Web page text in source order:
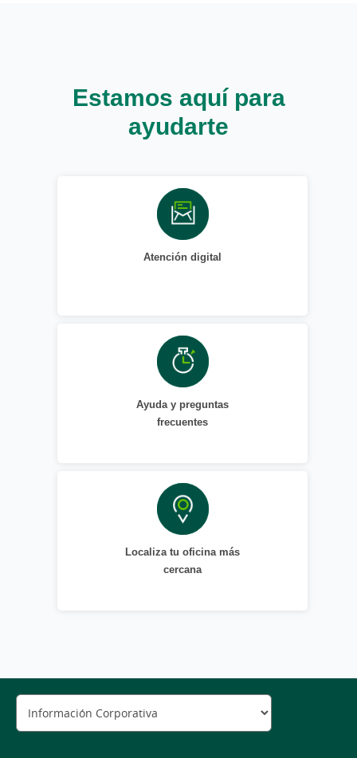
Estamos aquí para
ayudarte
Atención digital
Ayuda y preguntas
frecuentes
Localiza tu oficina más
cercana